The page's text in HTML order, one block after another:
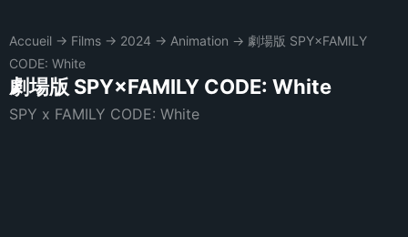
Accueil → Films → 2024 → Animation → 劇場版 SPY×FAMILY
CODE: White
劇場版 SPY×FAMILY CODE: White
SPY x FAMILY CODE: White